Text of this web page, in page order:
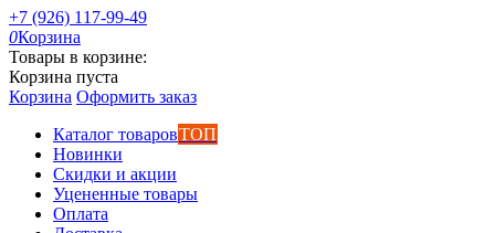
+7 (926) 117-99-49
0Корзина
Товары в корзине:
Корзина пуста
Корзина Оформить заказ
Каталог товаровТОП
Новинки
Скидки и акции
Уцененные товары
Оплата